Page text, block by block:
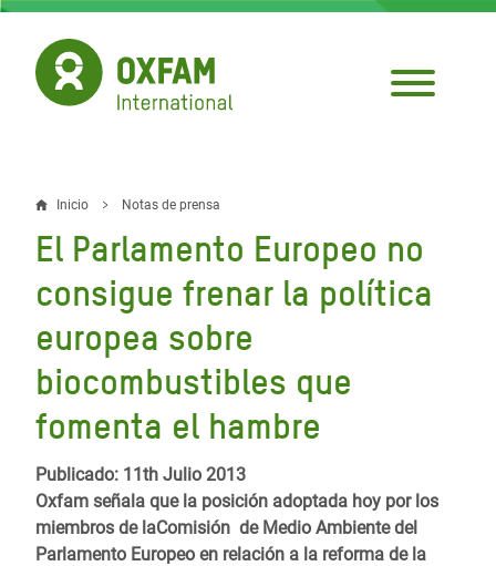
Pasar
contenido
principal
Sobrescribir
enlaces
de
ayuda
a
la
navegación
Inicio Notas de prensa
El Parlamento Europeo no
consigue frenar la política
europea sobre
biocombustibles que
fomenta el hambre
Publicado: 11th Julio 2013
Oxfam señala que la posición adoptada hoy por los
miembros de laComisión de Medio Ambiente del
Parlamento Europeo en relación a la reforma de la